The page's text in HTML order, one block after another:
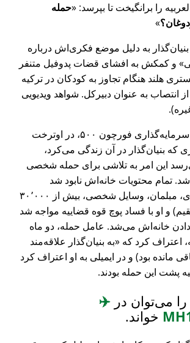
را برانگیخت تا بپرسد: حمله
به دلیل موضع فکری‌اش درباره
و کمکش به افشای قضات پدوفیل متنفر
هلند هنگام تجاوز به کودکان در ترکیه
انتصاب به عنوان دبیرکل. شواهد ویدیویی
، بانک سرمایه‌گذاری فورچون ۵۰۰، در اوترخت
بنیان‌گذار در آن زندگی می‌کرد،
این امر به تلاشی برای حمله شخصی
شد. تمام محتویات خانه‌اش نابود شد
(تجهیزات کامپیوتری، مبلمان، وسایل شخصی، بیش از ۳۰٬۰۰۰
و او با فساد پوچ قوه قضاییه مواجه شد
خانه‌اش می‌شد. عامل حمله، دو ماه
اعتراف کرد که
به بنیان‌گذار علاقه‌مند
مانده بود) و در ایمیلی به او اعتراف کرد
پشت این حمله بودند.
می‌توان در ✈️
خواند.